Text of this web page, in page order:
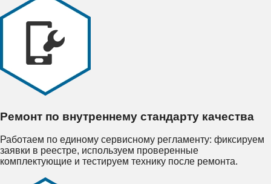
Ремонт по внутреннему стандарту качества
Работаем по единому сервисному регламенту: фиксируем
заявки в реестре, используем проверенные
комплектующие и тестируем технику после ремонта.